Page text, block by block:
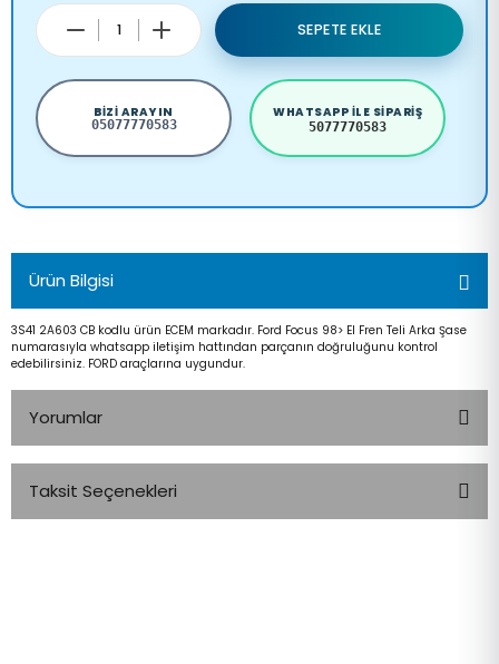
SEPETE EKLE
BIZI ARAYIN
05077770583
WHATSAPP ILE SIPARIŞ
5077770583
Ürün Bilgisi
3S41 2A603 CB kodlu ürün ECEM markadır. Ford Focus 98> El Fren Teli Arka Şase
numarasıyla whatsapp iletişim hattından parçanın doğruluğunu kontrol
edebilirsiniz. FORD araçlarına uygundur.
Yorumlar
Taksit Seçenekleri